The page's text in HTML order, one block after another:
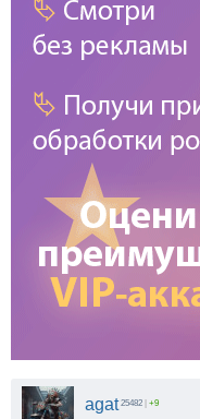
agat 25482 +9